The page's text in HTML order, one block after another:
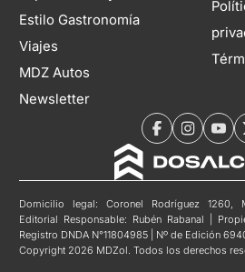
Estilo Gastronomía
Viajes
MDZ Autos
Newsletter
Domicilio legal: Coronel Rodríguez 1260,
Editorial Responsable: Rubén Rabanal |
Registro DNDA N°11804985 | Nº de Edición
Copyright 2026 MDZol. Todos los derechos